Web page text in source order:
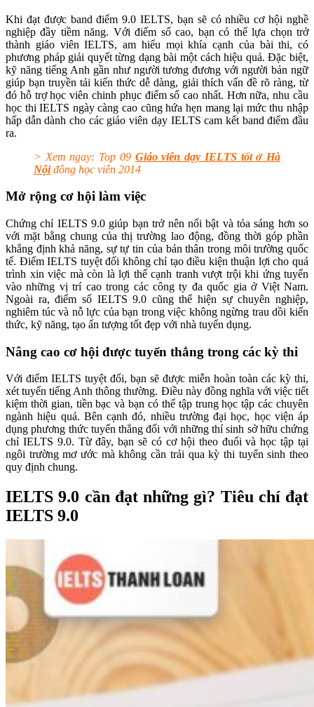
Khi đạt được band điểm 9.0 IELTS, bạn sẽ có nhiều cơ hội nghề
nghiệp đầy tiềm năng. Với điểm số cao, bạn có thể lựa chọn trở
thành giáo viên IELTS, am hiểu mọi khía cạnh của bài thi, có
phương pháp giải quyết từng dạng bài một cách hiệu quả. Đặc biệt,
kỹ năng tiếng Anh gần như người tương đương với người bản ngữ
giúp bạn truyền tải kiến thức dễ dàng, giải thích vấn đề rõ ràng, từ
đó hỗ trợ học viên chinh phục điểm số cao nhất. Hơn nữa, nhu cầu
học thi IELTS ngày càng cao cũng hứa hẹn mang lại mức thu nhập
hấp dẫn dành cho các giáo viên dạy IELTS cam kết band điểm đầu
ra.
> Xem ngay: Top 09 Giáo viên dạy IELTS tốt ở Hà
Nộiđông học viên 2014
Mở rộng cơ hội làm việc
Chứng chỉ IELTS 9.0 giúp bạn trở nên nổi bật và tỏa sáng hơn so
với mặt bằng chung của thị trường lao động, đồng thời góp phần
khẳng định khả năng, sự tự tin của bản thân trong môi trường quốc
tế. Điểm IELTS tuyệt đối không chỉ tạo điều kiện thuận lợi cho quá
trình xin việc mà còn là lợi thế cạnh tranh vượt trội khi ứng tuyển
vào những vị trí cao trong các công ty đa quốc gia ở Việt Nam.
Ngoài ra, điểm số IELTS 9.0 cũng thể hiện sự chuyên nghiệp,
nghiêm túc và nỗ lực của bạn trong việc không ngừng trau dồi kiến
thức, kỹ năng, tạo ấn tượng tốt đẹp với nhà tuyển dụng.
Nâng cao cơ hội được tuyển thẳng trong các kỳ thi
Với điểm IELTS tuyệt đối, bạn sẽ được miễn hoàn toàn các kỳ thi,
xét tuyển tiếng Anh thông thường. Điều này đồng nghĩa với việc tiết
kiệm thời gian, tiền bạc và bạn có thể tập trung học tập các chuyên
ngành hiệu quả. Bên cạnh đó, nhiều trường đại học, học viện áp
dụng phương thức tuyển thẳng đối với những thí sinh sở hữu chứng
chỉ IELTS 9.0. Từ đây, bạn sẽ có cơ hội theo đuổi và học tập tại
ngôi trường mơ ước mà không cần trải qua kỳ thi tuyển sinh theo
quy định chung.
IELTS 9.0 cần đạt những gì? Tiêu chí đạt
IELTS 9.0